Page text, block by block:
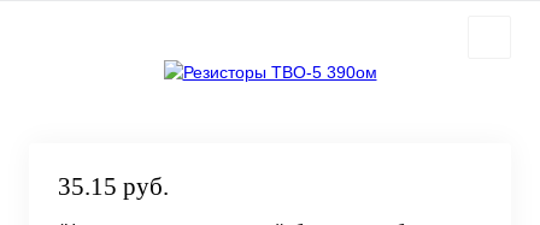
35.15 руб.